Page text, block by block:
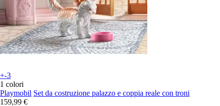
+-3
1 colori
Playmobil Set da costruzione palazzo e coppia reale con troni
159,99 €